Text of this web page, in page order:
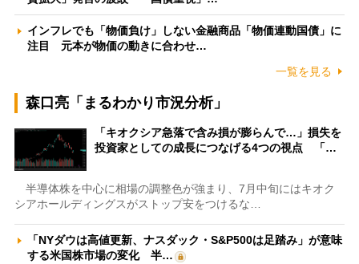
インフレでも「物価負け」しない金融商品「物価連動国債」に
注目 元本が物価の動きに合わせ…
一覧を見る
森口亮「まるわかり市況分析」
「キオクシア急落で含み損が膨らんで…」損失を
投資家としての成長につなげる4つの視点 「…
半導体株を中心に相場の調整色が強まり、7月中旬にはキオク
シアホールディングスがストップ安をつけるな…
「NYダウは高値更新、ナスダック・S&P500は足踏み」が意味
する米国株市場の変化 半…